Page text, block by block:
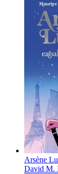
Arsène
David M.